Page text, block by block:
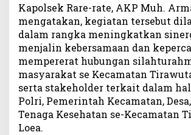
r
s
a
m
a
L
i
n
t
a
Kapolsek Rare-rate, AKP Muh.
mengatakan, kegiatan tersebut
dalam rangka meningkatkan
menjalin kebersamaan dan
mempererat hubungan
masyarakat se Kecamatan
serta stakeholder terkait dalam
Polri, Pemerintah Kecamatan,
Tenaga Kesehatan se-Kecamatan
Loea.